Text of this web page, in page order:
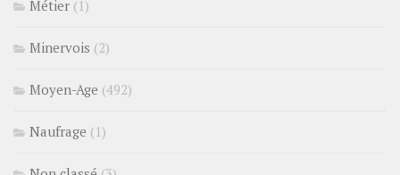
Métier (1)
Minervois (2)
Moyen-Age (492)
Naufrage (1)